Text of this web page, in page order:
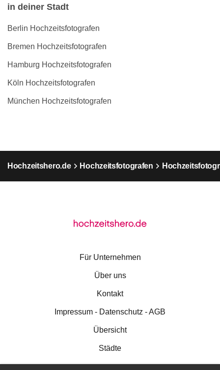
in deiner Stadt
Berlin Hochzeitsfotografen
Bremen Hochzeitsfotografen
Hamburg Hochzeitsfotografen
Köln Hochzeitsfotografen
München Hochzeitsfotografen
Hochzeitshero.de Hochzeitsfotografen
Für Unternehmen
Über uns
Kontakt
Impressum - Datenschutz - AGB
Übersicht
Städte